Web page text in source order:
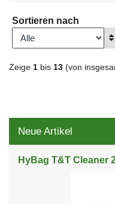
Sortieren nach
Zeige 1 bis 13 (von
Neue Artikel
HyBag T&T Cleaner